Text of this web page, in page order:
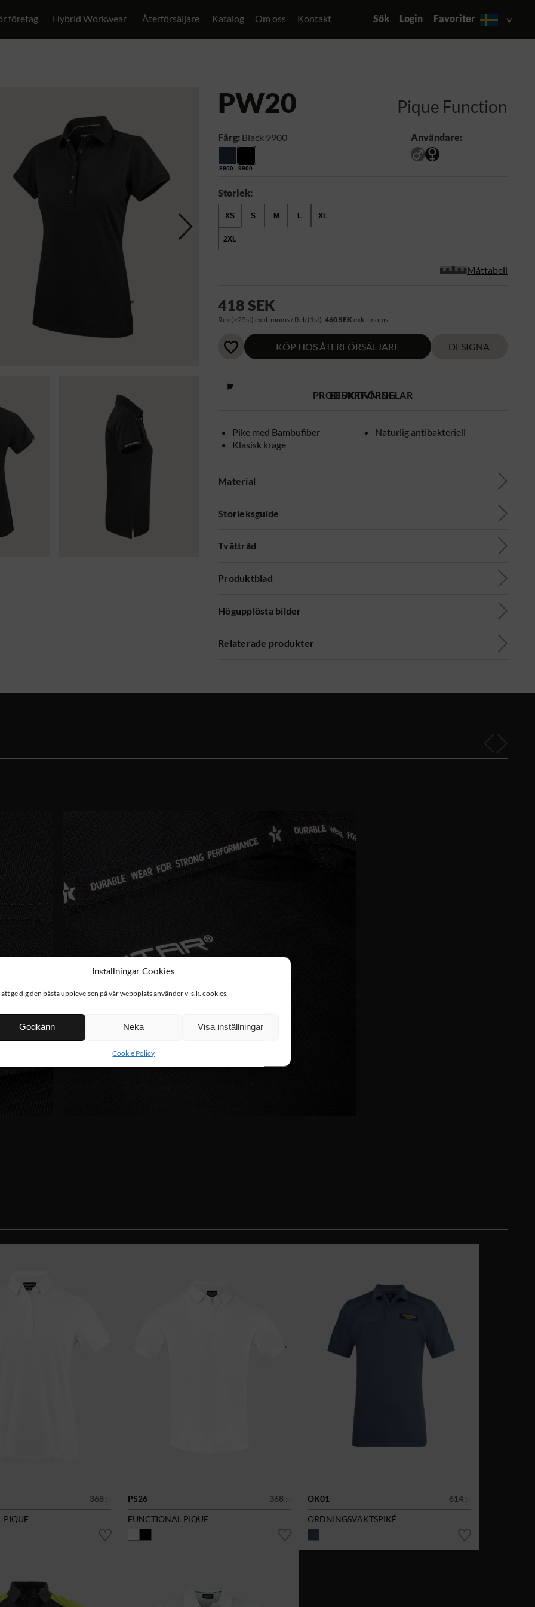
Inställningar Cookies
ge dig den bästa upplevelsen på vår webbplats använder vi s.k. cookies.
Godkänn Neka Visa inställningar
Cookie Policy
företag Hybrid Workwear Återförsäljare Katalog Om oss Kontakt Sök Login Favoriter
PW20 Pique Function
Färg: Black 9900
8900 9900
Användare:
Storlek:
XS S M L XL
2XL
Måttabell
418 SEK
Rek (>25st) exkl. moms / Rek (1st):460 SEK exkl. moms
KÖP HOS ÅTERFÖRSÄLJARE DESIGNA
PRODUKTFÖRDELAR
Pike med Bambufiber
Klasisk krage
Naturlig antibakteriell
BESKRIVNING
Material
Storleksguide
Tvättråd
Produktblad
Högupplösta bilder
Relaterade produkter
368 :-
PIQUE
PS26
368 :-
FUNCTIONAL PIQUE
OK01
614 :-
ORDNINGSVAKTSPIKÉ